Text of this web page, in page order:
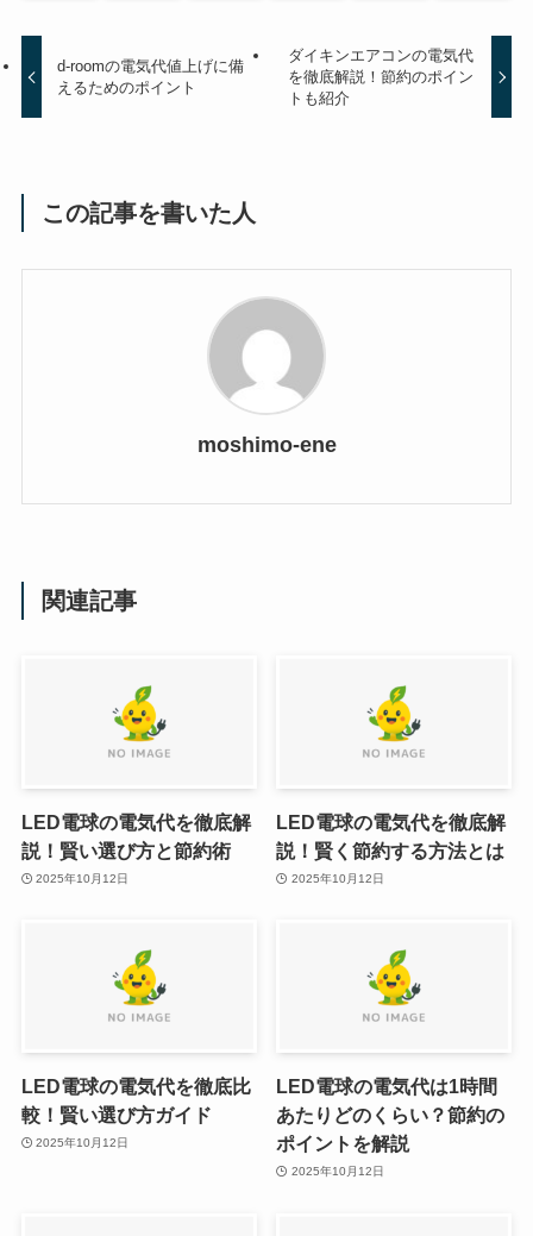
d-roomの電気代値上げに備
えるためのポイント
ダイキンエアコンの電気代
を徹底解説！節約のポイン
トも紹介
この記事を書いた人
moshimo-ene
関連記事
LED電球の電気代を徹底解
説！賢い選び方と節約術
2025年10月12日
LED電球の電気代を徹底解
説！賢く節約する方法とは
2025年10月12日
LED電球の電気代を徹底比
較！賢い選び方ガイド
2025年10月12日
LED電球の電気代は1時間
あたりどのくらい？節約の
ポイントを解説
2025年10月12日